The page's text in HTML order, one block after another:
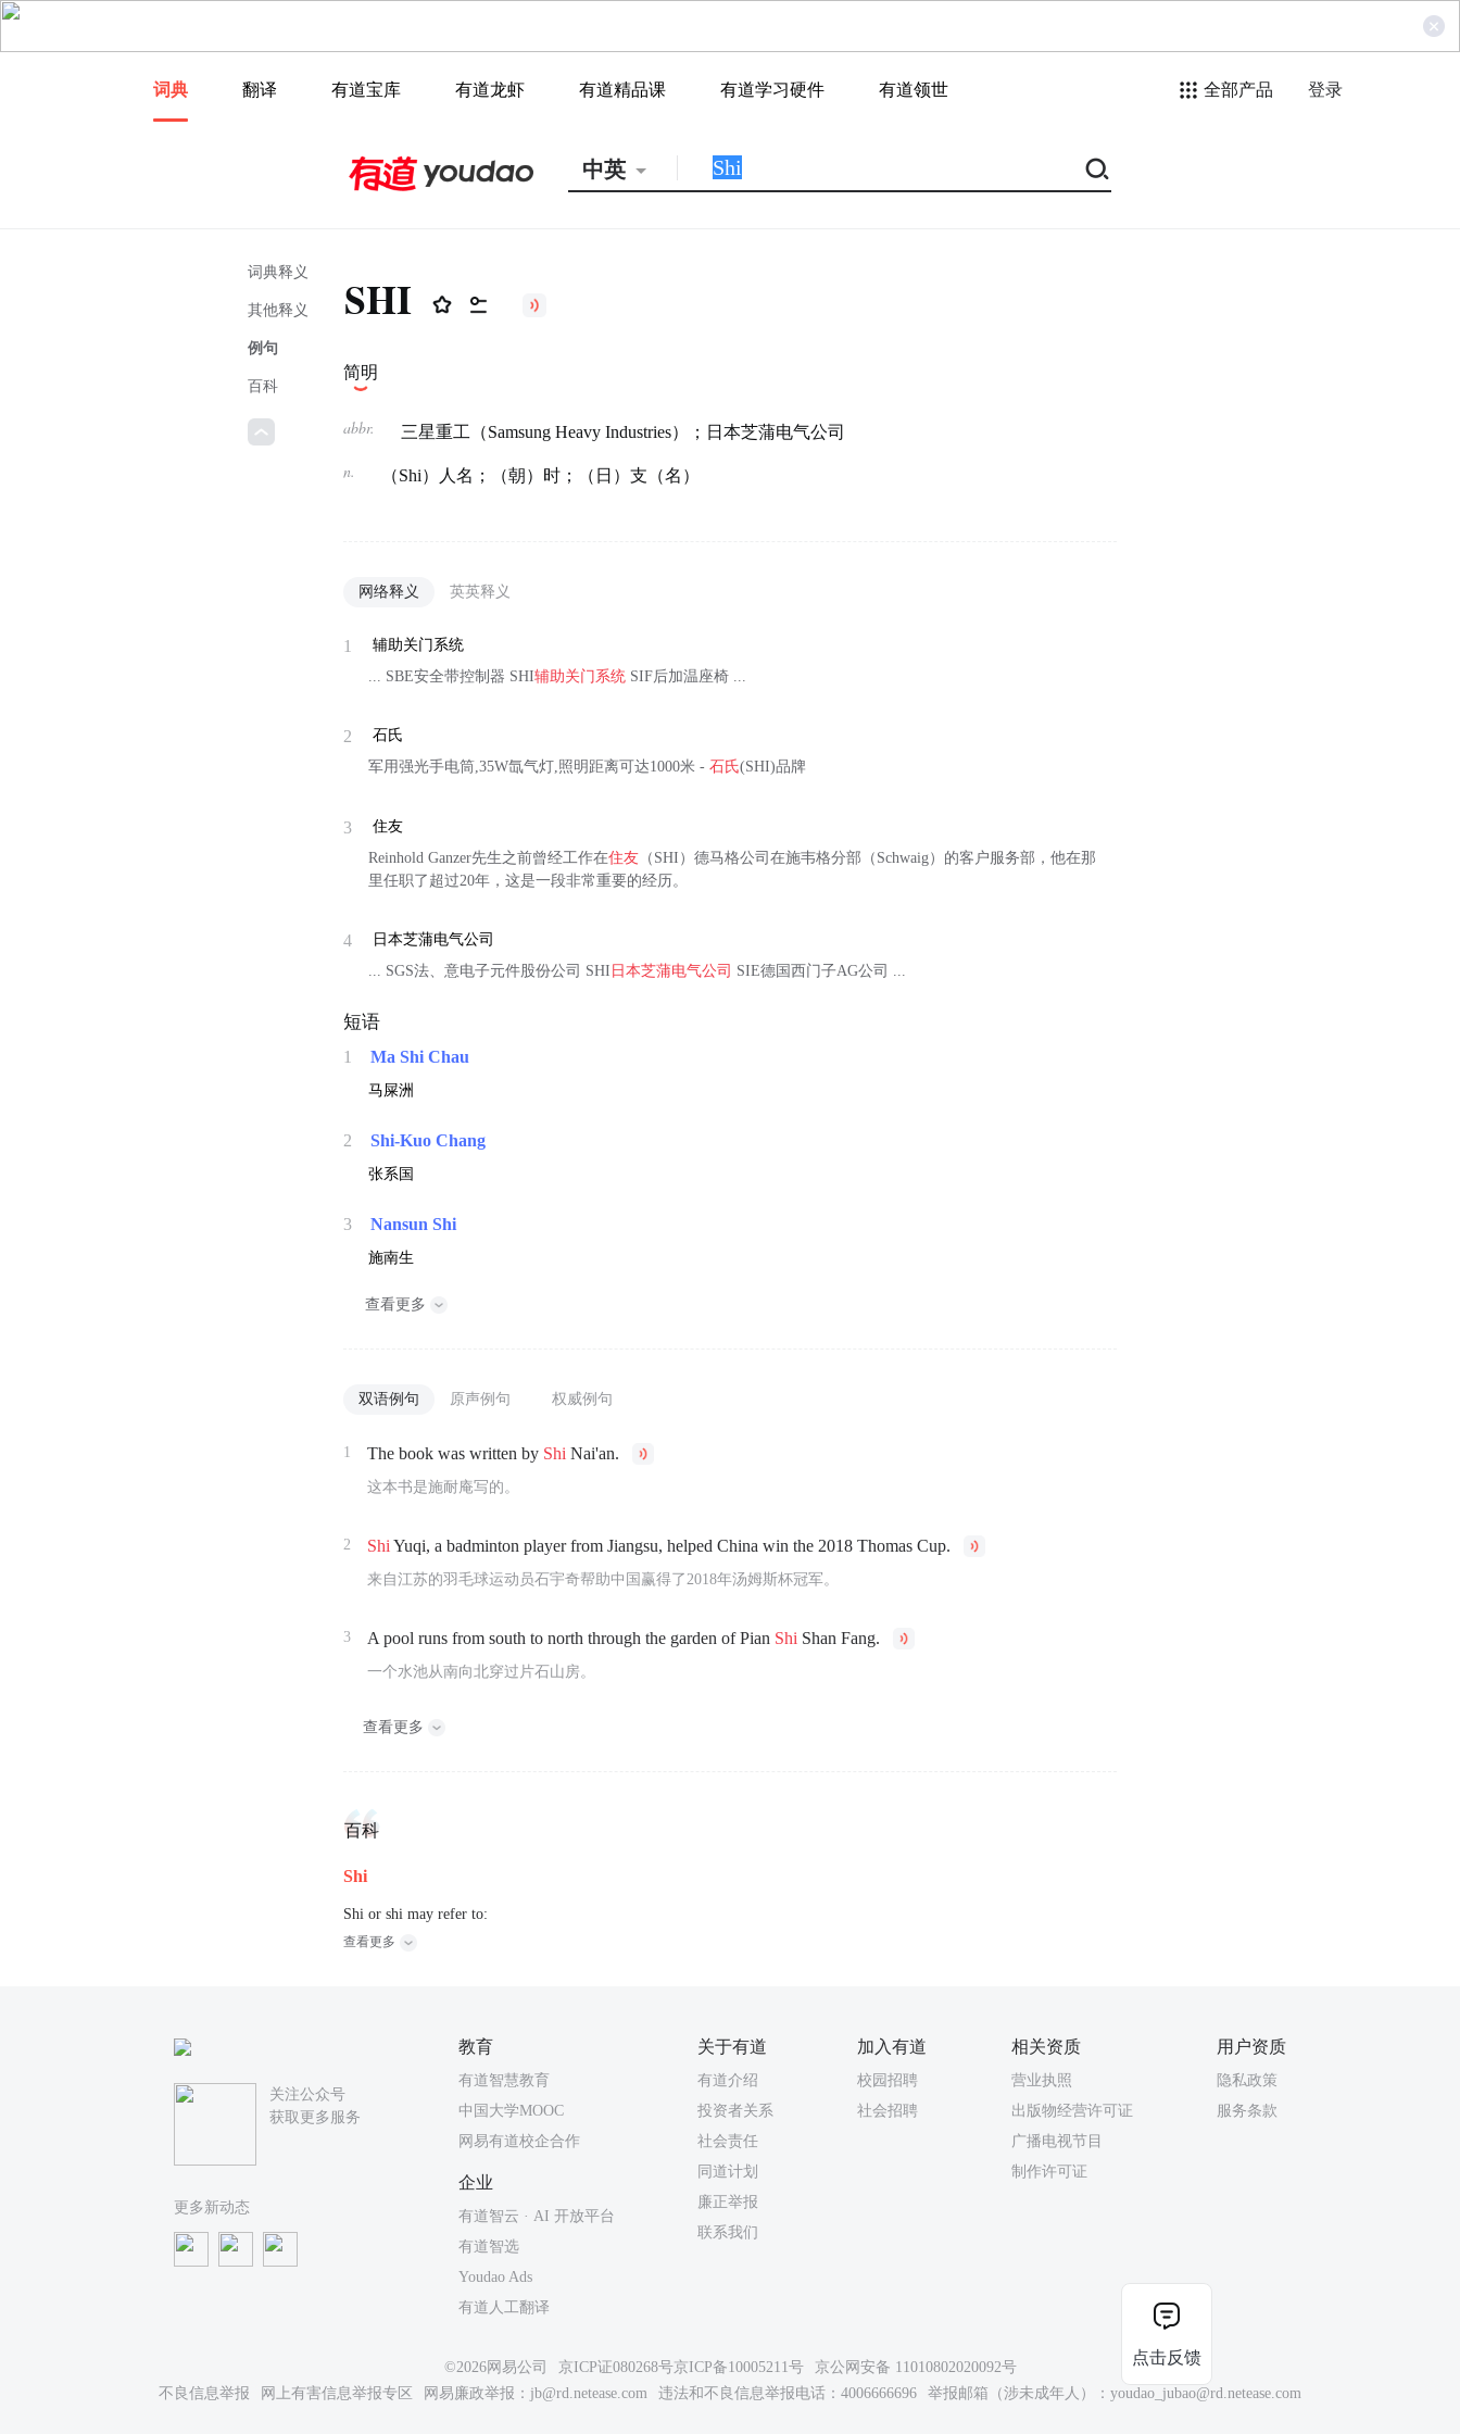
词典 翻译 有道宝库 有道龙虾 有道精品课 有道学习硬件 有道领世 全部产品 登录
中英
词典释义
其他释义
例句
百科
SHI
简明
abbr. 三星重工（Samsung Heavy Industries）；日本芝蒲电气公司
n. （Shi）人名；（朝）时；（日）支（名）
网络释义 英英释义
1
辅助关门系统
... SBE安全带控制器 SHI辅助关门系统 SIF后加温座椅 ...
2
石氏
军用强光手电筒,35W氙气灯,照明距离可达1000米 -石氏(SHI)品牌
3
住友
Reinhold Ganzer先生之前曾经工作在住友 （SHI）德马格公司在施韦格分部（Schwaig）的客户服务部，他在那
里任职了超过20年，这是一段非常重要的经历。
4
日本芝蒲电气公司
... SGS法、意电子元件股份公司 SHI 日本芝蒲电气公司 SIE德国西门子AG公司 ...
短语
1 Ma Shi Chau
马屎洲
2 Shi-Kuo Chang
张系国
3 Nansun Shi
施南生
查看更多
双语例句 原声例句 权威例句
1 The book was written by Shi Nai'an.
这本书是施耐庵写的。
2 Shi Yuqi, a badminton player from Jiangsu, helped China win the 2018 Thomas Cup.
来自江苏的羽毛球运动员石宇奇帮助中国赢得了2018年汤姆斯杯冠军。
3 A pool runs from south to north through the garden of Pian Shi Shan Fang.
一个水池从南向北穿过片石山房。
查看更多
百科
Shi
Shi or shi may refer to:
查看更多
关注公众号
获取更多服务
更多新动态
教育
有道智慧教育
中国大学MOOC
网易有道校企合作
关于有道
有道介绍
投资者关系
社会责任
同道计划
廉正举报
联系我们
加入有道
校园招聘
社会招聘
相关资质
营业执照
出版物经营许可证
广播电视节目
制作许可证
用户资质
隐私政策
服务条款
企业
有道智云 · AI 开放平台
有道智选
Youdao Ads
有道人工翻译
©2026网易公司 京ICP证080268号京ICP备10005211号
京公网安备 11010802020092号
不良信息举报
网上有害信息举报专区 网易廉政举报： jb@rd.netease.com 违法和不良信息举报电话：4006666696 举报邮箱（涉未成年人）：youdao_jubao@rd.netease.com
点击反馈